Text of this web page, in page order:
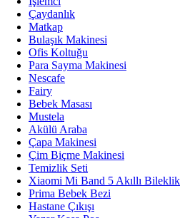
Kanguru ve Taşıma Ürünleri
Bebek Bakım Çantası
Bebek Banyo ve Tuvalet Eğitimi
Bebek Arabaları ve Aksesuarları
Bebek Bakım ve Sağlık
TÜM KATEGORILERIMIZ
Çaydanlık
Matkap
Bulaşık Makinesi
Ofis Koltuğu
Para Sayma Makinesi
Nescafe
Fairy
Bebek Masası
Mustela
Akülü Araba
Çapa Makinesi
Çim Biçme Makinesi
Temizlik Seti
Xiaomi Mi Band 5 Akıllı Bileklik
Prima Bebek Bezi
Hastane Çıkışı